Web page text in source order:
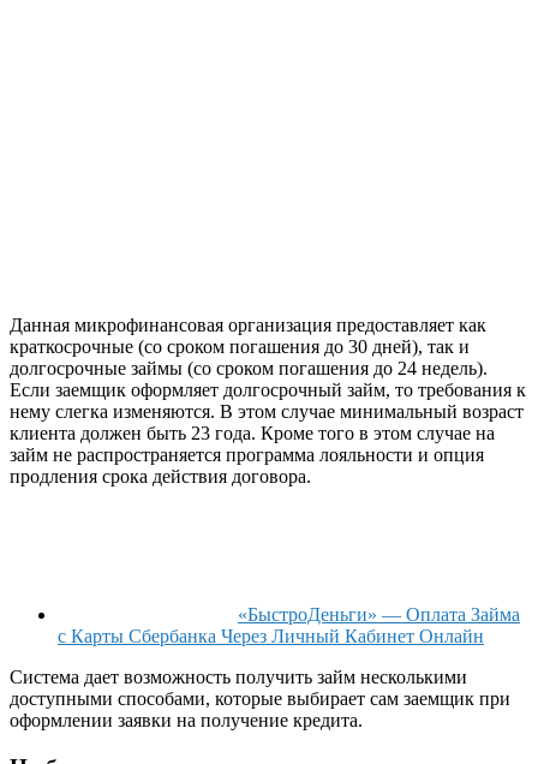
Данная микрофинансовая организация предоставляет как
краткосрочные (со сроком погашения до 30 дней), так и
долгосрочные займы (со сроком погашения до 24 недель).
Если заемщик оформляет долгосрочный займ, то требования к
нему слегка изменяются. В этом случае минимальный возраст
клиента должен быть 23 года. Кроме того в этом случае на
займ не распространяется программа лояльности и опция
продления срока действия договора.
«БыстроДеньги» — Оплата Займа
с Карты Сбербанка Через Личный Кабинет Онлайн
Система дает возможность получить займ несколькими
доступными способами, которые выбирает сам заемщик при
оформлении заявки на получение кредита.